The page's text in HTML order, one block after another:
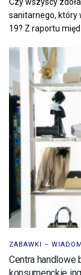
sanitarnego, który
19? Z raportu
ZABAWKI –
Centra handlowe